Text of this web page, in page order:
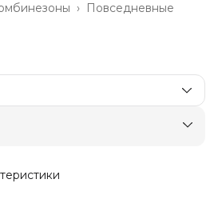
Повседневные
›